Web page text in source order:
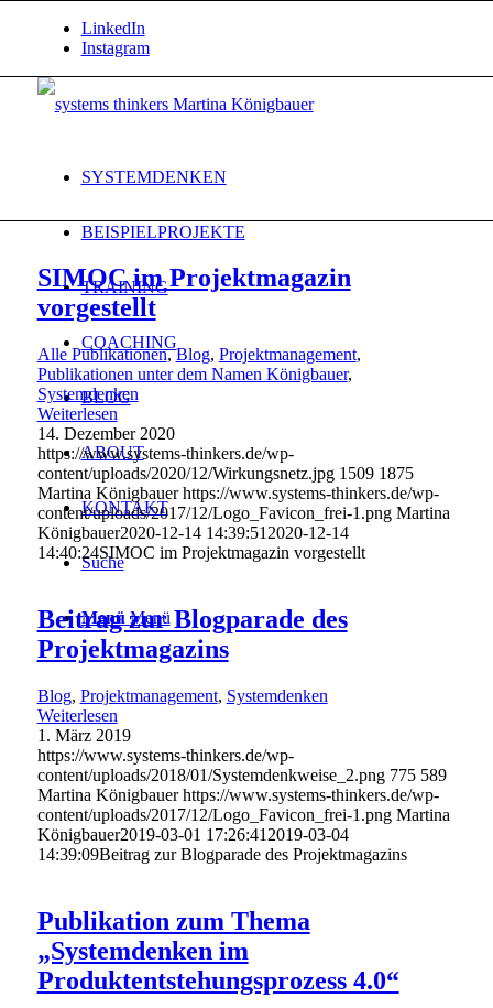
LinkedIn
Instagram
SYSTEMDENKEN
BEISPIELPROJEKTE
TRAINING
COACHING
BLOG
ABOUT
KONTAKT
Suche
Menü Menü
SIMOC im Projektmagazin
vorgestellt
Alle Publikationen,Blog, Projektmanagement,
Publikationen unter dem Namen Königbauer,
Systemdenken
Weiterlesen
14. Dezember 2020
https://www.systems-thinkers.de/wp-
content/uploads/2020/12/Wirkungsnetz.jpg 1509 1875
Martina Königbauer https://www.systems-thinkers.de/wp-
content/uploads/2017/12/Logo_Favicon_frei-1.png Martina
Königbauer2020-12-14 14:39:51 2020-12-14
14:40:24SIMOC im Projektmagazin vorgestellt
Beitrag zur Blogparade des
Projektmagazins
Blog, Projektmanagement, Systemdenken
Weiterlesen
1. März 2019
https://www.systems-thinkers.de/wp-
content/uploads/2018/01/Systemdenkweise_2.png 775 589
Martina Königbauer https://www.systems-thinkers.de/wp-
content/uploads/2017/12/Logo_Favicon_frei-1.png Martina
Königbauer2019-03-01 17:26:41 2019-03-04
14:39:09Beitrag zur Blogparade des Projektmagazins
Publikation zum Thema
„Systemdenken im
Produktentstehungsprozess 4.0“